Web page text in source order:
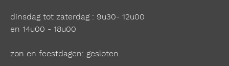
dinsdag tot zaterdag : 9u30- 12u00
en 14u00 - 18u00
zon en feestdagen: gesloten